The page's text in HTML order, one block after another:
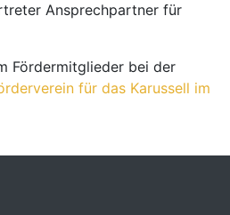
Ansprechpartner für
Fördermitglieder bei der
für das Karussell im